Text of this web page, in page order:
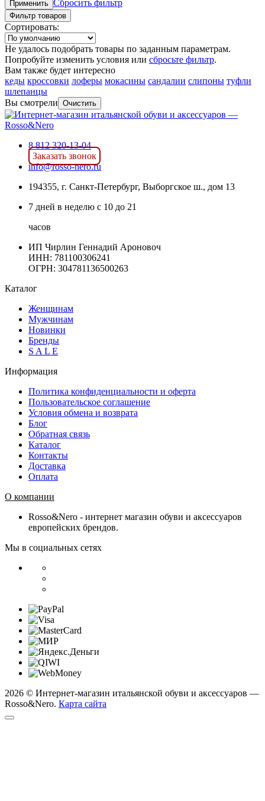
Применить Сбросить фильтр
Фильтр товаров
Сортировать:
Не удалось подобрать товары по заданным параметрам.
Попробуйте изменить условия или сбросьте фильтр.
Вам также будет интересно
кеды кроссовки лоферы мокасины сандалии слипоны туфли
шлепанцы
Вы смотрели Очистить
8 812 320-13-04
Заказать звонок
info@rosso-nero.ru
194355, г. Санкт-Петербург, Выборгское ш., дом 13
7 дней в неделю с 10 до 21
часов
ИП Чирлин Геннадий Ароновоч
ИНН: 781100306241
ОГРН: 304781136500263
Каталог
Женщинам
Мужчинам
Новинки
Бренды
S A L E
Информация
Политика конфиденциальности и оферта
Пользовательское соглашение
Условия обмена и возврата
Блог
Обратная связь
Каталог
Контакты
Доставка
Оплата
О компании
Rosso&Nero - интернет магазин обуви и аксессуаров
европейских брендов.
Мы в социальных сетях
2026 © Интернет-магазин итальянской обуви и аксессуаров —
Rosso&Nero. Карта сайта